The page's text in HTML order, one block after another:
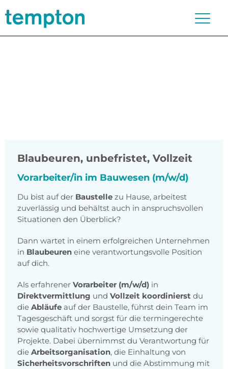
Blaubeuren, unbefristet, Vollzeit
Vorarbeiter/in im Bauwesen (m/w/d)
Du bist auf der Baustelle zu Hause, arbeitest
zuverlässig und behältst auch in anspruchsvollen
Situationen den Überblick?
Dann wartet in einem erfolgreichen Unternehmen
in Blaubeuren eine verantwortungsvolle Position
auf dich.
Als erfahrener Vorarbeiter (m/w/d) in
Direktvermittlung und Vollzeit koordinierst du
die Abläufe auf der Baustelle, führst dein Team im
Tagesgeschäft und sorgst für die termingerechte
sowie qualitativ hochwertige Umsetzung der
Projekte. Dabei übernimmst du Verantwortung für
die Arbeitsorganisation, die Einhaltung von
Sicherheitsvorschriften und die Abstimmung mit